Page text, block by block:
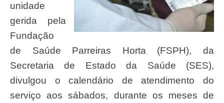
unidade
gerida pela
Fundação
de Saúde Parreiras Horta (FSPH), da
Secretaria de Estado da Saúde (SES),
divulgou o calendário de atendimento do
serviço aos sábados, durante os meses de